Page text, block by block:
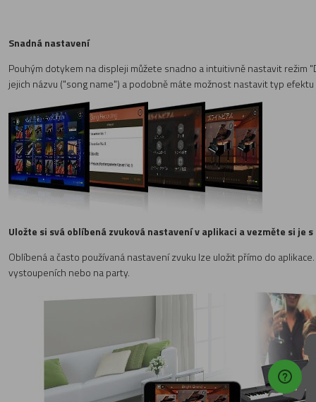
Snadná nastavení
Pouhým dotykem na displeji můžete snadno a intuitivně nastavit
jejich názvu ("song name") a podobně máte možnost nastavit typ
Uložte si svá oblíbená zvuková nastavení v aplikaci a vezměte si je
Oblíbená a často používaná nastavení zvuku lze uložit přímo do
vystoupeních nebo na party.